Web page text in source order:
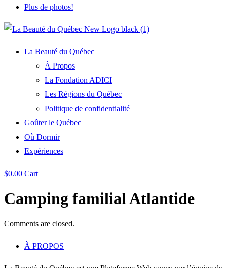
Plus de photos!
La Beauté du Québec
À Propos
La Fondation ADICI
Les Régions du Québec
Politique de confidentialité
Goûter le Québec
Où Dormir
Expériences
$0.00 Cart
Camping familial Atlantide
Comments are closed.
À PROPOS